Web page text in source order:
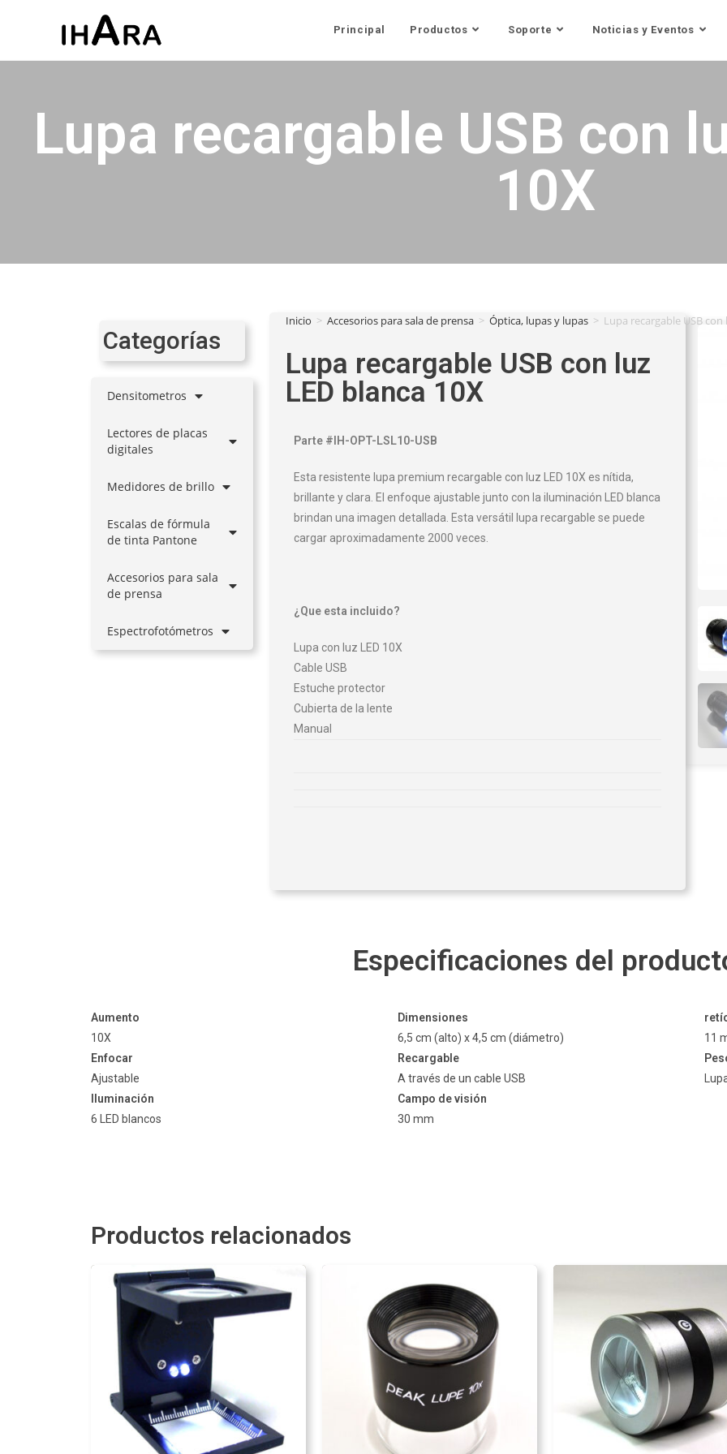
Principal Productos Soporte Noticias y Eventos
Lupa recargable USB con
10X
Categorías
Densitometros
Lectores de placas
digitales
Medidores de brillo
Escalas de fórmula
de tinta Pantone
Accesorios para sala
de prensa
Espectrofotómetros
Inicio > Accesorios para sala de prensa > Óptica, lupas y lupas > Lupa recargable USB con
Lupa recargable USB con luz
LED blanca 10X
Parte #IH-OPT-LSL10-USB
Esta resistente lupa premium recargable con luz LED 10X es nítida,
brillante y clara. El enfoque ajustable junto con la iluminación LED blanca
brindan una imagen detallada. Esta versátil lupa recargable se puede
cargar aproximadamente 2000 veces.
¿Que esta incluido?
Lupa con luz LED 10X
Cable USB
Estuche protector
Cubierta de la lente
Manual
Especificaciones del
Aumento
10X
Enfocar
Ajustable
Iluminación
6 LED blancos
Dimensiones
6,5 cm (alto) x 4,5 cm (diámetro)
Recargable
A través de un cable USB
Campo de visión
30 mm
11
Productos relacionados